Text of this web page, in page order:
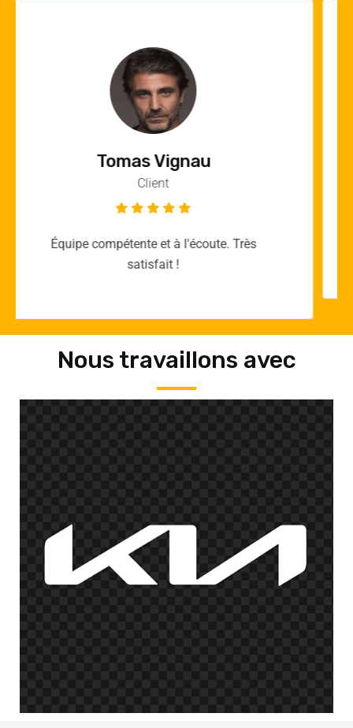
Vincent Quere
Client
Merci yellow365.work pour votre expertise!
Nous travaillons avec